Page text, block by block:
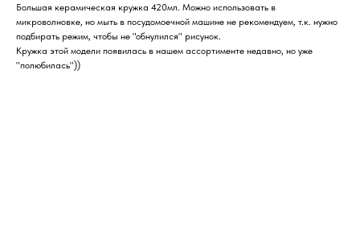
Большая керамическая кружка 420мл. Можно использовать в
микроволновке, но мыть в посудомоечной машине не рекомендуем, т.к. нужно
подбирать режим, чтобы не "обнулился" рисунок.
Кружка этой модели появилась в нашем ассортименте недавно, но уже
"полюбилась"))